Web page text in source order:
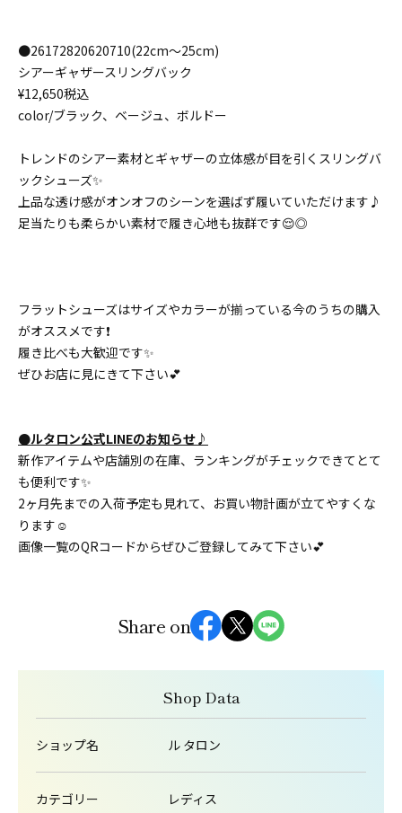
●26172820620710(22cm〜25cm)
シアーギャザースリングバック
¥12,650税込
color/ブラック、ベージュ、ボルドー
トレンドのシアー素材とギャザーの立体感が目を引くスリングバ
ックシューズ✨
上品な透け感がオンオフのシーンを選ばず履いていただけます♪
足当たりも柔らかい素材で履き心地も抜群です😌◎
フラットシューズはサイズやカラーが揃っている今のうちの購入
がオススメです❗️
履き比べも大歓迎です✨
ぜひお店に見にきて下さい💕
●ルタロン公式LINEのお知らせ♪
新作アイテムや店舗別の在庫、ランキングがチェックできてとて
も便利です✨
2ヶ月先までの入荷予定も見れて、お買い物計画が立てやすくな
ります☺️
画像一覧のQRコードからぜひご登録してみて下さい💕
Share on
Shop Data
ショップ名 ル タロン
カテゴリー レディス